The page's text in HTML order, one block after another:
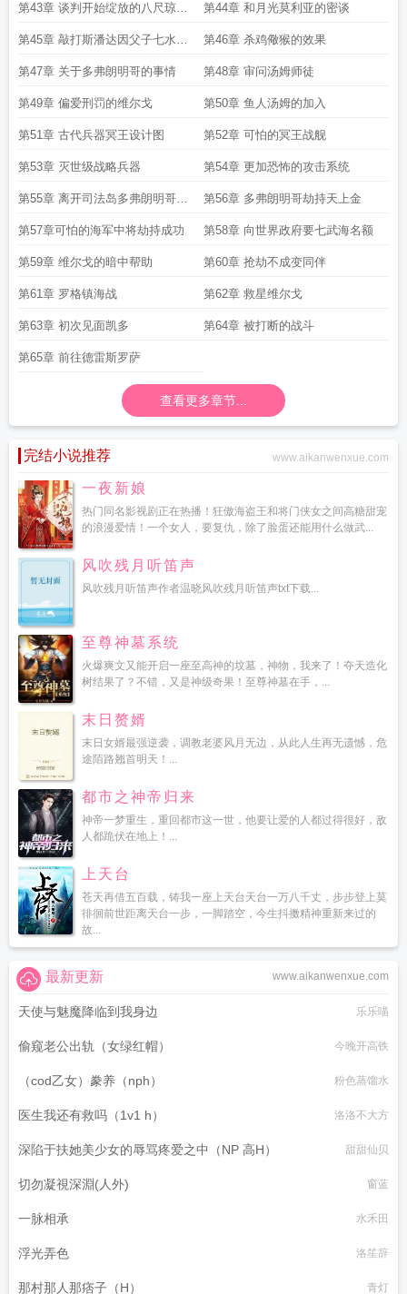
第43章 谈判开始绽放的八尺琼勾
玉
第44章 和月光莫利亚的密谈
第45章 敲打斯潘达因父子七水之
都的问题
第46章 杀鸡儆猴的效果
第47章 关于多弗朗明哥的事情 第48章 审问汤姆师徒
第49章 偏爱刑罚的维尔戈 第50章 鱼人汤姆的加入
第51章 古代兵器冥王设计图 第52章 可怕的冥王战舰
第53章 灭世级战略兵器 第54章 更加恐怖的攻击系统
第55章 离开司法岛多弗朗明哥在
行动
第56章 多弗朗明哥劫持天上金
第57章可怕的海军中将劫持成功 第58章 向世界政府要七武海名额
第59章 维尔戈的暗中帮助 第60章 抢劫不成变同伴
第61章 罗格镇海战 第62章 救星维尔戈
第63章 初次见面凯多 第64章 被打断的战斗
第65章 前往德雷斯罗萨
查看更多章节...
完结小说推荐 www.aikanwenxue.com
一夜新娘
热门同名影视剧正在热播！狂傲海盗王和将门侠女之间高糖甜宠
的浪漫爱情！一个女人，要复仇，除了脸蛋还能用什么做武...
风吹残月听笛声
风吹残月听笛声作者温晓风吹残月听笛声txt下载...
至尊神墓系统
火爆爽文又能开启一座至高神的坟墓，神物，我来了！夺天造化
树结果了？不错，又是神级奇果！至尊神墓在手，...
末日赘婿
末日女婿最强逆袭，调教老婆风月无边，从此人生再无遗憾，危
途陌路翘首明天！...
都市之神帝归来
神帝一梦重生，重回都市这一世，他要让爱的人都过得很好，敌
人都跪伏在地上！...
上天台
苍天再借五百载，铸我一座上天台天台一万八千丈，步步登上莫
徘徊前世距离天台一步，一脚踏空，今生抖擞精神重新来过的
故...
www.aikanwenxue.com
最新更新
天使与魅魔降临到我身边 乐乐喵
偷窥老公出轨（女绿红帽） 今晚开高铁
（cod乙女）豢养（nph） 粉色蒸馏水
医生我还有救吗（1v1 h） 洛洛不大方
深陷于扶她美少女的辱骂疼爱之中（NP 高H） 甜甜仙贝
切勿凝視深淵(人外) 窗蓝
一脉相承 水禾田
浮光弄色 洛笙辞
那村那人那痞子（H） 青灯